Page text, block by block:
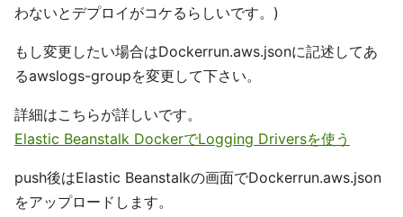
わないとデプロイがコケるらしいです。)
もし変更したい場合はDockerrun.aws.jsonに記述してあ
るawslogs-groupを変更して下さい。
詳細はこちらが詳しいです。
Elastic Beanstalk DockerでLogging Driversを使う
push後はElastic Beanstalkの画面でDockerrun.aws.json
をアップロードします。